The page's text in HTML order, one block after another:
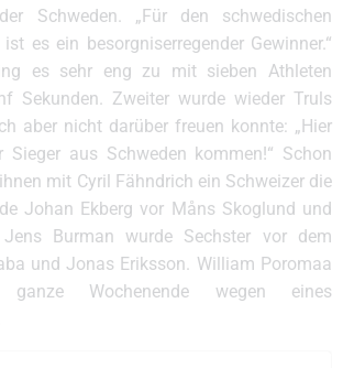
Schweden. „Für den schwedischen
es ein besorgniserregender Gewinner.“
es sehr eng zu mit sieben Athleten
Sekunden. Zweiter wurde wieder Truls
aber nicht darüber freuen konnte: „Hier
aus Schweden kommen!“ Schon
mit Cyril Fähndrich ein Schweizer die
Johan Ekberg vor Måns Skoglund und
Burman wurde Sechster vor dem
und Jonas Eriksson. William Poromaa
Wochenende wegen eines